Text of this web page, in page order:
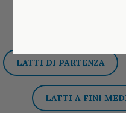
LATTI DI PARTENZA
LATTI A FINI